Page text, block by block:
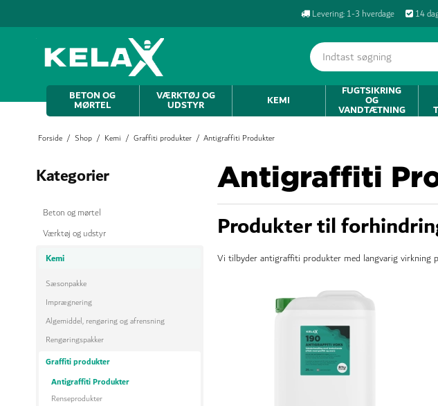
Levering: 1-3 hverdage 14
BETON OG
MØRTEL
VÆRKTØJ OG
UDSTYR KEMI
FUGTSIKRING
OG
VANDTÆTNING
Forside / Shop / Kemi / Graffiti produkter / Antigraffiti Produkter
Kategorier
Beton og mørtel
Værktøj og udstyr
Kemi
Sæsonpakke
Imprægnering
Algemiddel, rengøring og afrensning
Rengøringspakker
Graffiti produkter
Antigraffiti Produkter
Renseprodukter
Antigraffiti
Produkter til
Vi tilbyder antigraffiti produkter med langvarig virkning